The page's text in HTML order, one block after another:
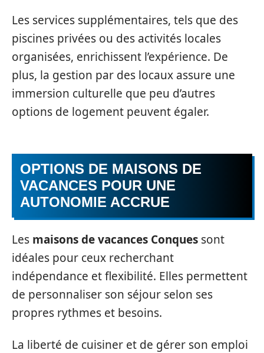
Les services supplémentaires, tels que des
piscines privées ou des activités locales
organisées, enrichissent l’expérience. De
plus, la gestion par des locaux assure une
immersion culturelle que peu d’autres
options de logement peuvent égaler.
OPTIONS DE MAISONS DE
VACANCES POUR UNE
AUTONOMIE ACCRUE
Les maisons de vacances Conques sont
idéales pour ceux recherchant
indépendance et flexibilité. Elles permettent
de personnaliser son séjour selon ses
propres rythmes et besoins.
La liberté de cuisiner et de gérer son emploi